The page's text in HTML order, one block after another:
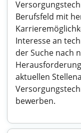
Berufsfeld mit
Interesse an
der Suche nach
aktuellen
bewerben.